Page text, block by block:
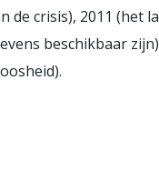
de crisis), 2011 (het
beschikbaar